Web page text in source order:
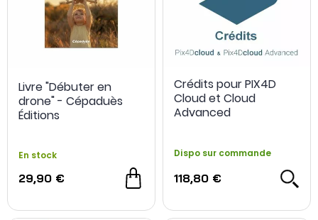
Livre "Débuter en
drone" - Cépaduès
Éditions
En stock
29,90 €
Crédits pour PIX4D
Cloud et Cloud
Advanced
Dispo sur commande
118,80 €